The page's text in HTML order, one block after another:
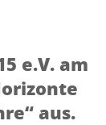
e.V. am
aus.